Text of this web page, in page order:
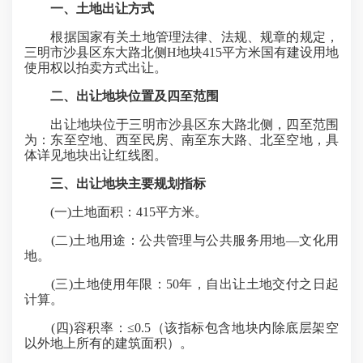
一、土地出让方式
根据国家有关土地管理法律、法规、规章的规定，
三明市沙县区东大路北侧H地块415平方米国有建设用地
使用权以拍卖方式出让。
二、出让地块位置及四至范围
出让地块位于三明市沙县区东大路北侧，四至范围
为：东至空地、西至民房、南至东大路、北至空地，具
体详见地块出让红线图。
三、出让地块主要规划指标
(一)土地面积：415平方米。
(二)土地用途：公共管理与公共服务用地—文化用
地。
(三)土地使用年限：50年，自出让土地交付之日起
计算。
(四)容积率：≤0.5（该指标包含地块内除底层架空
以外地上所有的建筑面积）。